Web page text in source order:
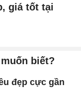
giá tốt tại
biết?
đẹp cực gần